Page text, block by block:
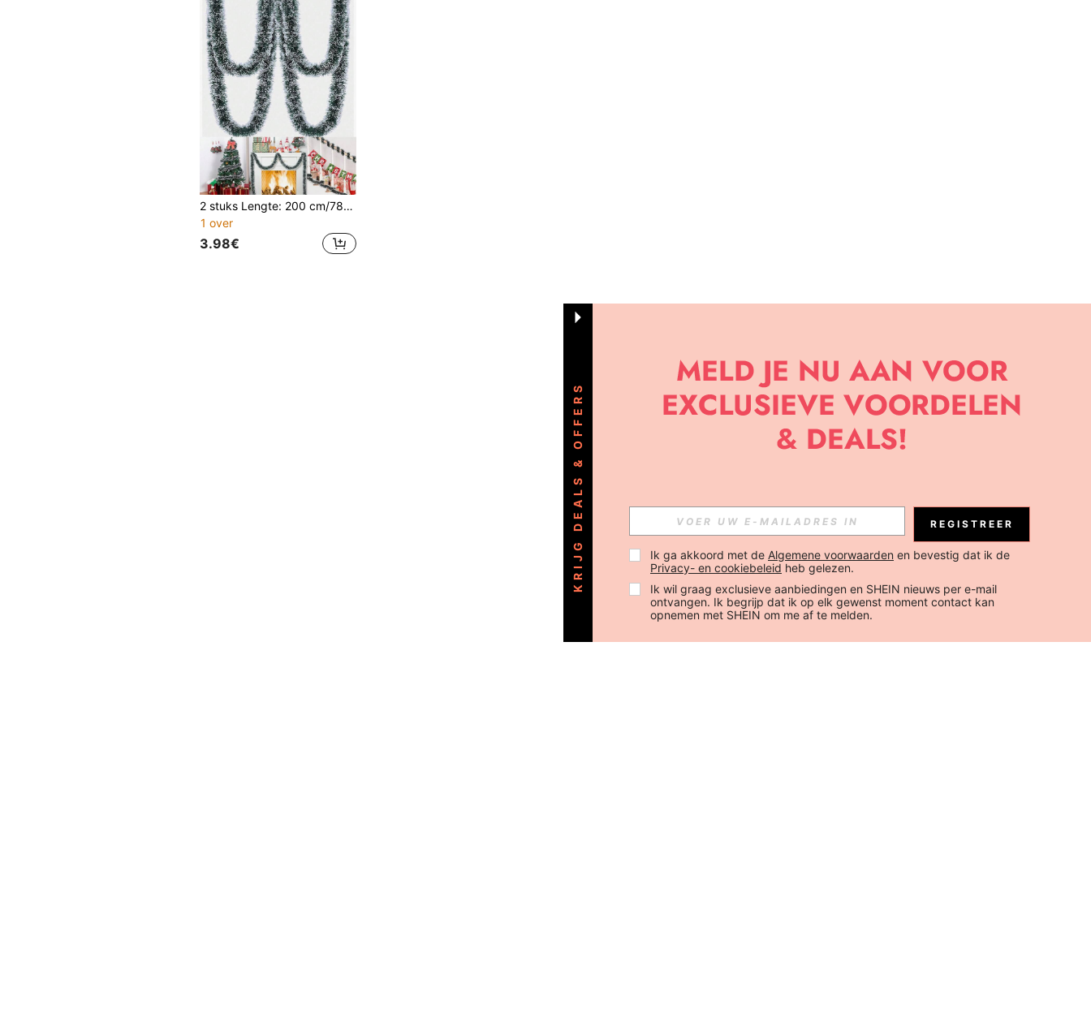
2 stuks Lengte: 200 cm/78,74 inch, Breedte: 9 cm/3,54 inch Donkergroene kunstmatige kerstdraadkransen voor DIY kerstbomen, haarden, trapleuningen, buiten- en binnenfeestdecoraties, plafondhangende decoraties, geschikt voor huiselijke mantels,
1 over
3.98€
KRIJG DEALS & OFFERS REGISTREER
Ik ga akkoord met de Algemene voorwaarden en bevestig dat ik de
Privacy- en cookiebeleid heb gelezen.
Ik wil graag exclusieve aanbiedingen en SHEIN nieuws per e-mail
ontvangen. Ik begrijp dat ik op elk gewenst moment contact kan
opnemen met SHEIN om me af te melden.